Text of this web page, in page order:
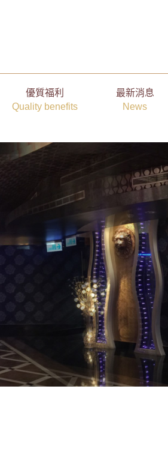
優質福利
Quality benefits
最新消息
News